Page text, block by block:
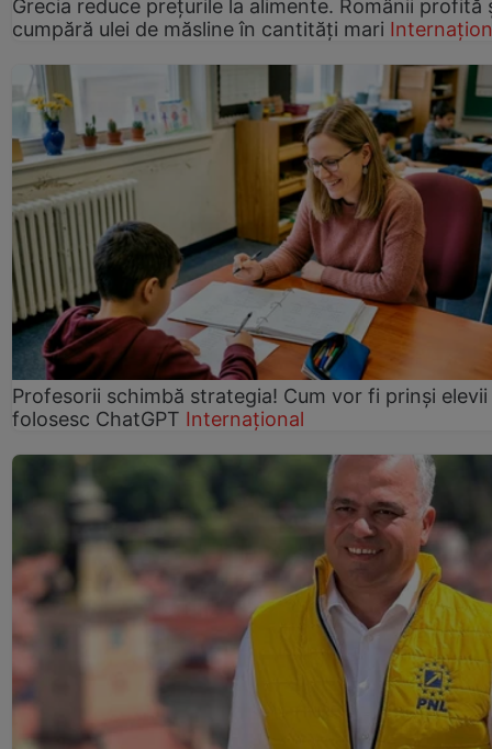
Grecia reduce prețurile la alimente. Românii profită
cumpără ulei de măsline în cantități mari
Profesorii schimbă strategia! Cum vor fi prinși elevii
folosesc ChatGPT Internațional